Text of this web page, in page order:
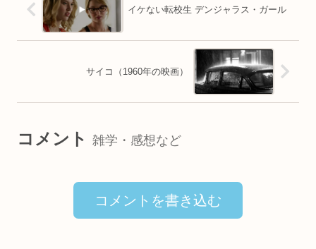
イケない転校生 デンジャラス・ガール
サイコ（1960年の映画）
コメント 雑学・感想など
コメントを書き込む